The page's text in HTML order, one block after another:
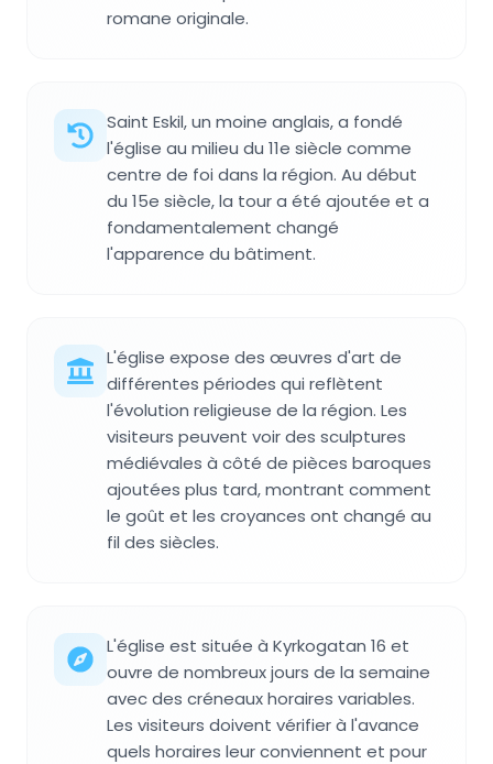
romane originale.
Saint Eskil, un moine anglais, a fondé
l'église au milieu du 11e siècle comme
centre de foi dans la région. Au début
du 15e siècle, la tour a été ajoutée et a
fondamentalement changé
l'apparence du bâtiment.
L'église expose des œuvres d'art de
différentes périodes qui reflètent
l'évolution religieuse de la région. Les
visiteurs peuvent voir des sculptures
médiévales à côté de pièces baroques
ajoutées plus tard, montrant comment
le goût et les croyances ont changé au
fil des siècles.
L'église est située à Kyrkogatan 16 et
ouvre de nombreux jours de la semaine
avec des créneaux horaires variables.
Les visiteurs doivent vérifier à l'avance
quels horaires leur conviennent et pour